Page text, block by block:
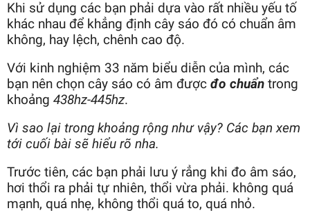
Khi sử dụng các bạn phải dựa vào rất nhiều yếu tố
khác nhau để khẳng định cây sáo đó có chuẩn âm
không, hay lệch, chênh cao độ.
Với kinh nghiệm 33 năm biểu diễn của mình, các
bạn nên chọn cây sáo có âm được đo chuẩn trong
khoảng 438hz-445hz.
Vì sao lại trong khoảng rộng như vậy? Các bạn xem
tới cuối bài sẽ hiểu rõ nha.
Trước tiên, các bạn phải lưu ý rẳng khi đo âm sáo,
hơi thổi ra phải tự nhiên, thổi vừa phải. không quá
mạnh, quá nhẹ, không thổi quá to, quá nhỏ.